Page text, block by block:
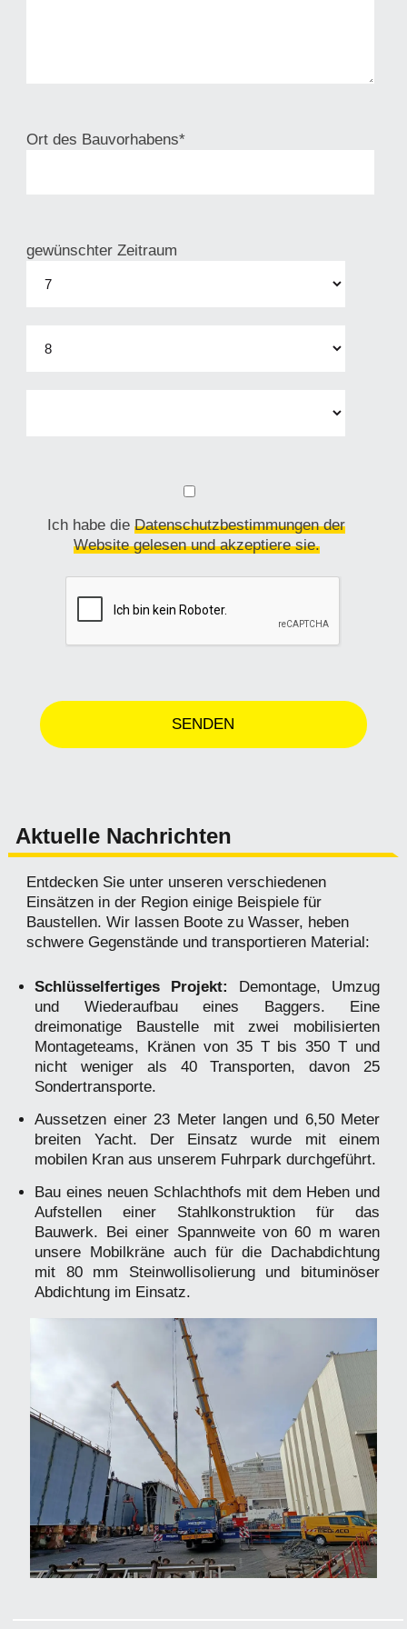
Ort des Bauvorhabens*
gewünschter Zeitraum
Ich habe dieDatenschutzbestimmungen der
Website gelesen und akzeptiere sie.
Aktuelle Nachrichten
Entdecken Sie unter unseren verschiedenen
Einsätzen in der Region einige Beispiele für
Baustellen. Wir lassen Boote zu Wasser, heben
schwere Gegenstände und transportieren Material:
Schlüsselfertiges Projekt: Demontage, Umzug
und Wiederaufbau eines Baggers. Eine
dreimonatige Baustelle mit zwei mobilisierten
Montageteams, Kränen von 35 T bis 350 T und
nicht weniger als 40 Transporten, davon 25
Sondertransporte.
Aussetzen einer 23 Meter langen und 6,50 Meter
breiten Yacht. Der Einsatz wurde mit einem
mobilen Kran aus unserem Fuhrpark durchgeführt.
Bau eines neuen Schlachthofs mit dem Heben und
Aufstellen einer Stahlkonstruktion für das
Bauwerk. Bei einer Spannweite von 60 m waren
unsere Mobilkräne auch für die Dachabdichtung
mit 80 mm Steinwollisolierung und bituminöser
Abdichtung im Einsatz.